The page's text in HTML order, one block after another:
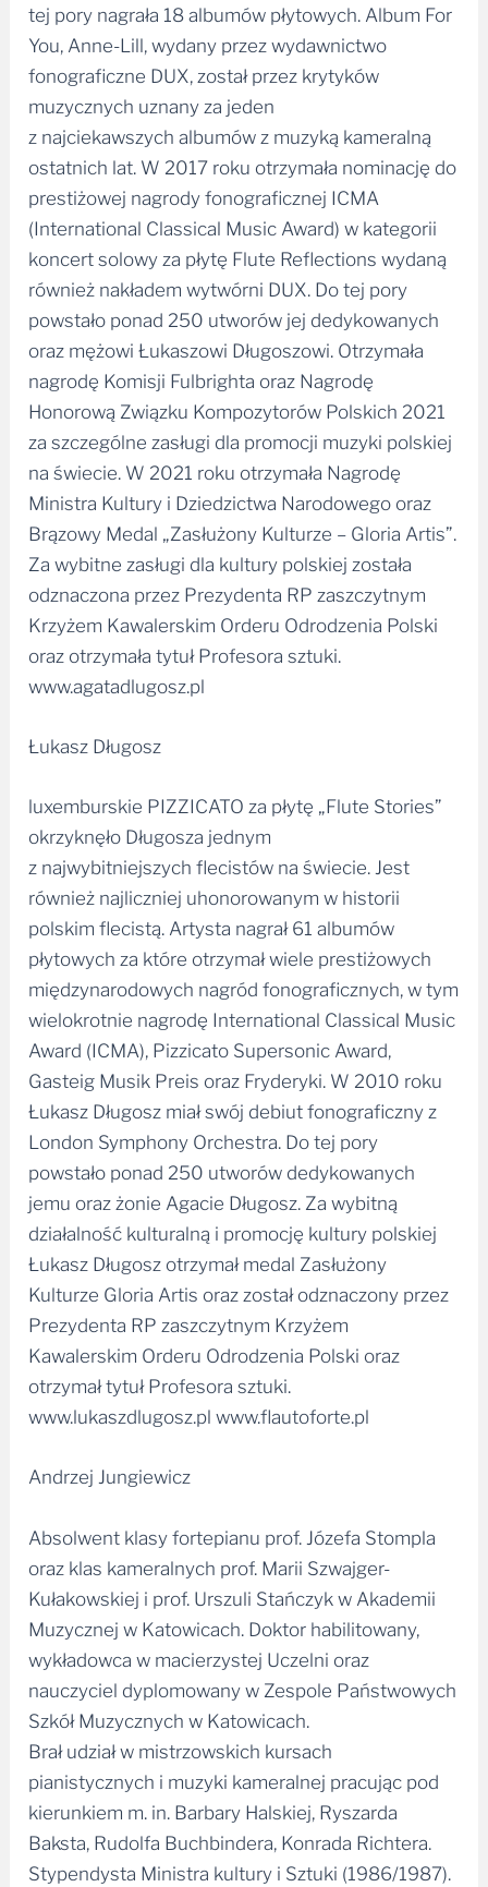
tej pory nagrała 18 albumów płytowych. Album For
You, Anne-Lill, wydany przez wydawnictwo
fonograficzne DUX, został przez krytyków
muzycznych uznany za jeden
z najciekawszych albumów z muzyką kameralną
ostatnich lat. W 2017 roku otrzymała nominację do
prestiżowej nagrody fonograficznej ICMA
(International Classical Music Award) w kategorii
koncert solowy za płytę Flute Reflections wydaną
również nakładem wytwórni DUX. Do tej pory
powstało ponad 250 utworów jej dedykowanych
oraz mężowi Łukaszowi Długoszowi. Otrzymała
nagrodę Komisji Fulbrighta oraz Nagrodę
Honorową Związku Kompozytorów Polskich 2021
za szczególne zasługi dla promocji muzyki polskiej
na świecie. W 2021 roku otrzymała Nagrodę
Ministra Kultury i Dziedzictwa Narodowego oraz
Brązowy Medal „Zasłużony Kulturze – Gloria Artis”.
Za wybitne zasługi dla kultury polskiej została
odznaczona przez Prezydenta RP zaszczytnym
Krzyżem Kawalerskim Orderu Odrodzenia Polski
oraz otrzymała tytuł Profesora sztuki.
www.agatadlugosz.pl
Łukasz Długosz
luxemburskie PIZZICATO za płytę „Flute Stories”
okrzyknęło Długosza jednym
z najwybitniejszych flecistów na świecie. Jest
również najliczniej uhonorowanym w historii
polskim flecistą. Artysta nagrał 61 albumów
płytowych za które otrzymał wiele prestiżowych
międzynarodowych nagród fonograficznych, w tym
wielokrotnie nagrodę International Classical Music
Award (ICMA), Pizzicato Supersonic Award,
Gasteig Musik Preis oraz Fryderyki. W 2010 roku
Łukasz Długosz miał swój debiut fonograficzny z
London Symphony Orchestra. Do tej pory
powstało ponad 250 utworów dedykowanych
jemu oraz żonie Agacie Długosz. Za wybitną
działalność kulturalną i promocję kultury polskiej
Łukasz Długosz otrzymał medal Zasłużony
Kulturze Gloria Artis oraz został odznaczony przez
Prezydenta RP zaszczytnym Krzyżem
Kawalerskim Orderu Odrodzenia Polski oraz
otrzymał tytuł Profesora sztuki.
www.lukaszdlugosz.pl www.flautoforte.pl
Andrzej Jungiewicz
Absolwent klasy fortepianu prof. Józefa Stompla
oraz klas kameralnych prof. Marii Szwajger-
Kułakowskiej i prof. Urszuli Stańczyk w Akademii
Muzycznej w Katowicach. Doktor habilitowany,
wykładowca w macierzystej Uczelni oraz
nauczyciel dyplomowany w Zespole Państwowych
Szkół Muzycznych w Katowicach.
Brał udział w mistrzowskich kursach
pianistycznych i muzyki kameralnej pracując pod
kierunkiem m. in. Barbary Halskiej, Ryszarda
Baksta, Rudolfa Buchbindera, Konrada Richtera.
Stypendysta Ministra kultury i Sztuki (1986/1987).